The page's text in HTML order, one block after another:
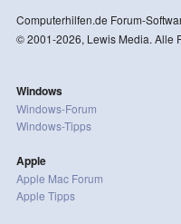
Computerhilfen.de Forum-
© 2001-2026, Lewis Media. Alle
Windows
Windows-Forum
Windows-Tipps
Apple
Apple Mac Forum
Apple Tipps